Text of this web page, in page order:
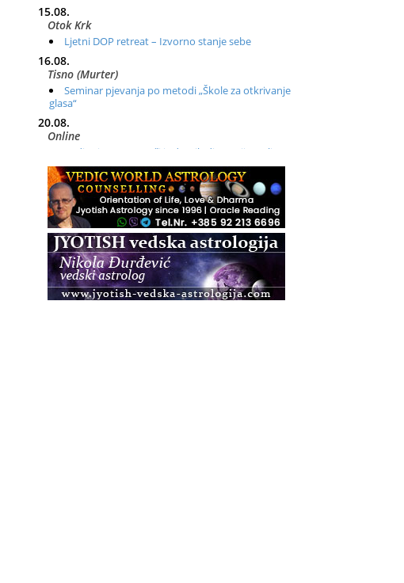
15.08.
Otok Krk
Ljetni DOP retreat – Izvorno stanje sebe
16.08.
Tisno (Murter)
Seminar pjevanja po metodi „Škole za otkrivanje
glasa“
20.08.
Online
Radionica: Pomagači iz drugih dimenzija Online –
otvoreno za sve
21.08.
Zagreb+Online
Osnovni ThetaHealing® tečaj, Zagreb i Online
22.08.
Pula
Access BARS®, otpusti stres
23.08.
Pula